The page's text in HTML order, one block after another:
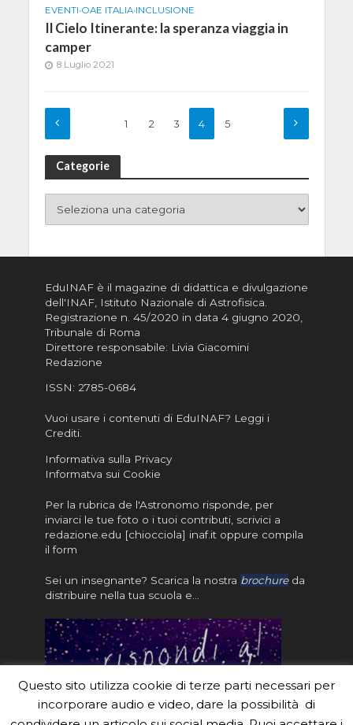
EVENTI•OAE ITALIA•INCLUSIONE
Il Cielo Itinerante: la speranza viaggia in
camper
8 Luglio 2021
1 2 3 4 5
Categorie
EduINAF è il magazine di didattica e divulgazione
dell'INAF, Istituto Nazionale di Astrofisica
Registrazione n. 45/2020 in data 4 giugno 2020,
Tribunale di Roma
Direttore responsabile: Livia Giacomini
Redazione
ISSN: 2785-0684
Vuoi usare i contenuti di EduINAF? Leggi i
Crediti.
Informativa sulla Privacy
Informatva sui Cookie
Per la rubrica de l'Astronomo risponde, per
inviarci le tue foto o i tuoi contributi, scrivici a
redazione.edu [chiocciola] inaf.it oppure compila
il form
Sei un insegnante? Scarica la nostra brochureda
distribuire nella tua scuola e…
Questo sito utilizza cookie di terze parti necessari per
incorporare audio e video, dare la possibilità di